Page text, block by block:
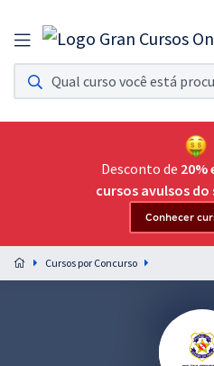
Assinatura Ilimitada 11
Acesso a todos os cursos. Teste grátis por
Assinatura OAB Até Passar
Acesso ilimitado a toda preparação para
Preparação completa e intensiva para
residências em saúde do Brasil
Desconto de 20%
cursos avulsos do
Conhecer
Cursos por Concurso